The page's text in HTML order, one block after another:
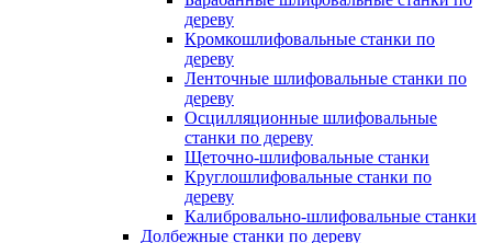
дереву
Кромкошлифовальные станки по
дереву
Ленточные шлифовальные станки по
дереву
Осцилляционные шлифовальные
станки по дереву
Щеточно-шлифовальные станки
Круглошлифовальные станки по
дереву
Калибровально-шлифовальные станки
Долбежные станки по дереву